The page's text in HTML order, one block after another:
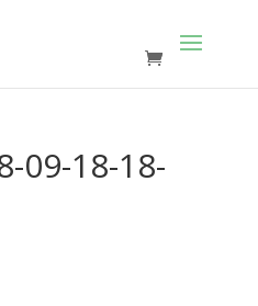
09-18-18-